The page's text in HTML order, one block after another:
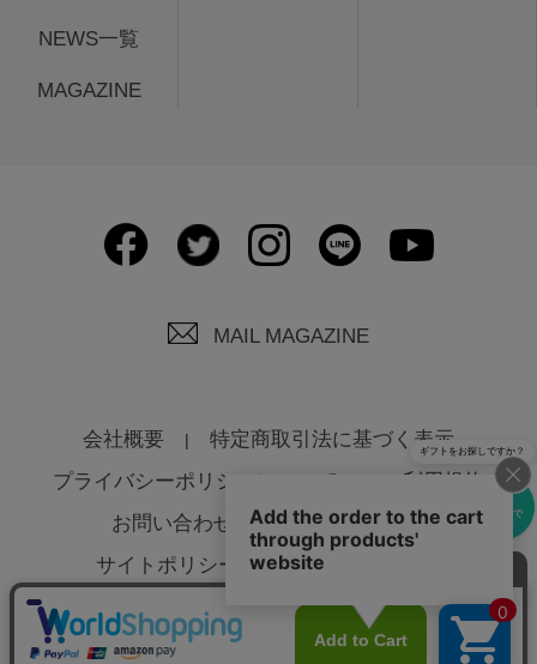
NEWS一覧
MAGAZINE
MAIL MAGAZINE
会社概要
特定商取引法に基づく表示
プライバシーポリシーについて
ご利用規約
お問い合わせ
よくあるご質問
サイトポリシーについて
eギフトで
ギフトをお探しですか？